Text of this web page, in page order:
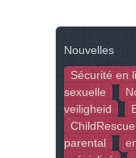
Nouvelles
Sécurité en
sexuelle
veiligheid
ChildRescue
parental